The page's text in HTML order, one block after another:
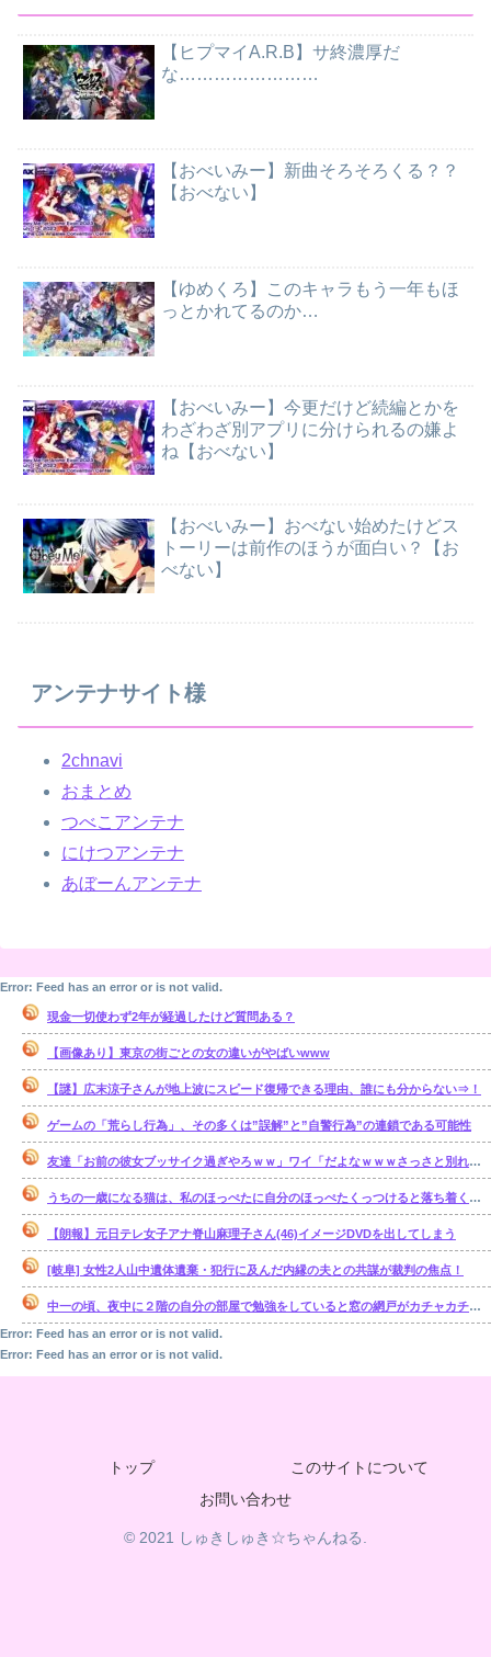
【ヒプマイA.R.B】サ終濃厚だ
な……………………
【おべいみー】新曲そろそろくる？？
【おべない】
【ゆめくろ】このキャラもう一年もほ
っとかれてるのか…
【おべいみー】今更だけど続編とかを
わざわざ別アプリに分けられるの嫌よ
ね【おべない】
【おべいみー】おべない始めたけどス
トーリーは前作のほうが面白い？【お
べない】
アンテナサイト様
2chnavi
おまとめ
つべこアンテナ
にけつアンテナ
あぼーんアンテナ
Error: Feed has an error or is not valid.
現金一切使わず2年が経過したけど質問ある？
【画像あり】東京の街ごとの女の違いがやばいwww
【謎】広末涼子さんが地上波にスピード復帰できる理由、誰にも分からない⇒！
ゲームの「荒らし行為」、その多くは”誤解”と”自警行為”の連鎖である可能性
友達「お前の彼女ブッサイク過ぎやろｗｗ」ワイ「だよなｗｗｗさっさと別れたいわｗｗｗ」
うちの一歳になる猫は、私のほっぺたに自分のほっぺたくっつけると落ち着くのか・・・【再】
【朗報】元日テレ女子アナ脊山麻理子さん(46)イメージDVDを出してしまう
[岐阜] 女性2人山中遺体遺棄・犯行に及んだ内縁の夫との共謀が裁判の焦点！
中一の頃、夜中に２階の自分の部屋で勉強をしていると窓の網戸がカチャカチャ鳴り出した。【再】
Error: Feed has an error or is not valid.
Error: Feed has an error or is not valid.
トップ
このサイトについて
お問い合わせ
© 2021 しゅきしゅき☆ちゃんねる.